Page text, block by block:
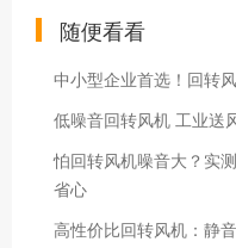
随便看看
中小型企业首选！回转
低噪音回转风机 工业送
怕回转风机噪音大？实
省心
高性价比回转风机：静